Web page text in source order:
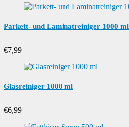
Parkett- und Laminatreiniger 1000 ml
€7,99
Glasreiniger 1000 ml
€6,99